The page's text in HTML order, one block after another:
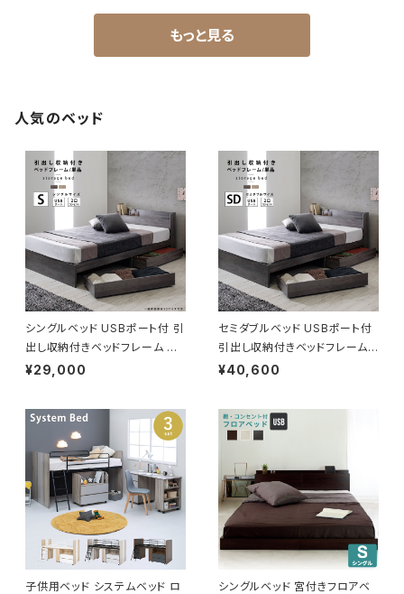
もっと見る
人気のベッド
シングルベッド USBポート付 引
出し収納付きベッドフレーム 収
納ベッド ベッド bed 2色展開
¥29,000
セミダブルベッド USBポート付
引出し収納付きベッドフレーム
収納ベッド ベッド bed 2色展開
¥40,600
子供用ベッド システムベッド ロ
シングルベッド 宮付きフロアベ